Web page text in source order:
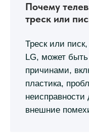
Почему
треск или
Треск или
LG, может
причинами,
пластика,
внешние